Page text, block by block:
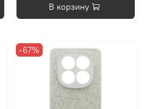
В корзину
-67%